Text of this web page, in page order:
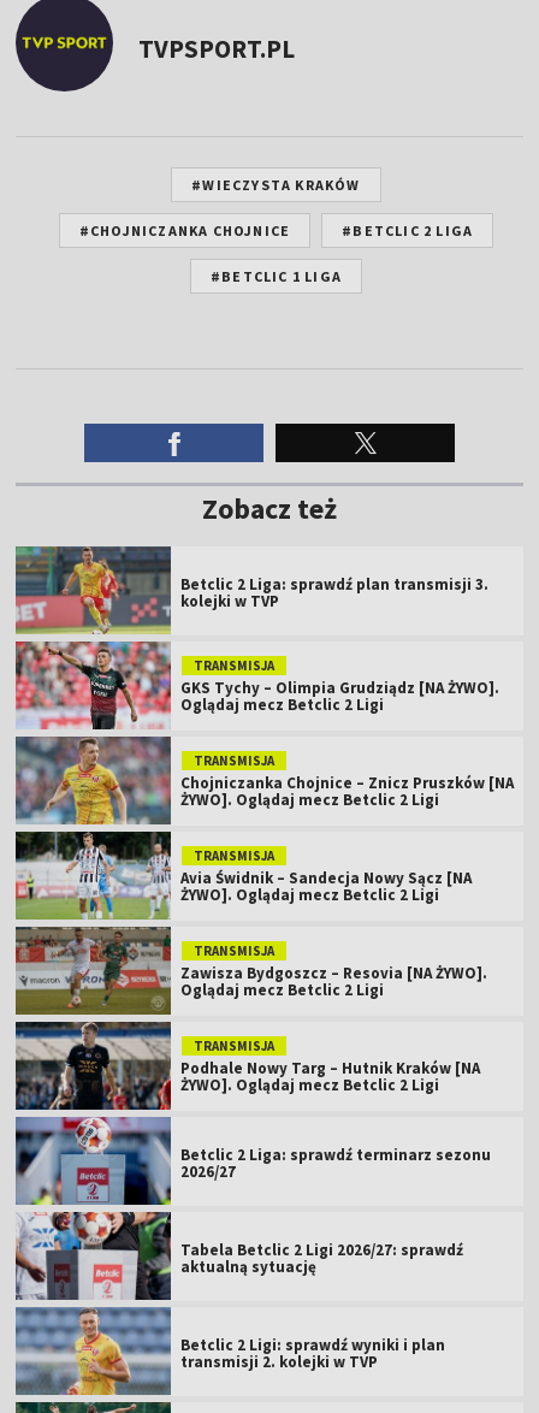
TVPSPORT.PL
#WIECZYSTA KRAKÓW
#CHOJNICZANKA CHOJNICE #BETCLIC 2 LIGA
#BETCLIC 1 LIGA
Zobacz też
Betclic 2 Liga: sprawdź plan transmisji 3.
kolejki w TVP
TRANSMISJA
GKS Tychy – Olimpia Grudziądz [NA ŻYWO].
Oglądaj mecz Betclic 2 Ligi
TRANSMISJA
Chojniczanka Chojnice – Znicz Pruszków [NA
ŻYWO]. Oglądaj mecz Betclic 2 Ligi
TRANSMISJA
Avia Świdnik – Sandecja Nowy Sącz [NA
ŻYWO]. Oglądaj mecz Betclic 2 Ligi
TRANSMISJA
Zawisza Bydgoszcz – Resovia [NA ŻYWO].
Oglądaj mecz Betclic 2 Ligi
TRANSMISJA
Podhale Nowy Targ – Hutnik Kraków [NA
ŻYWO]. Oglądaj mecz Betclic 2 Ligi
Betclic 2 Liga: sprawdź terminarz sezonu
2026/27
Tabela Betclic 2 Ligi 2026/27: sprawdź
aktualną sytuację
Betclic 2 Ligi: sprawdź wyniki i plan
transmisji 2. kolejki w TVP